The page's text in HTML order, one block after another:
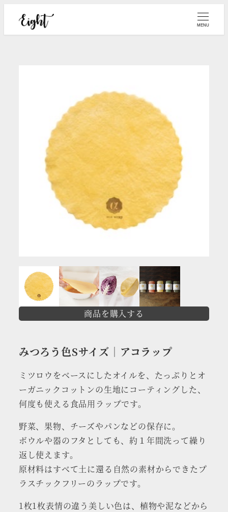
MENU
商品を購入する
みつろう色Sサイズ｜ アコラップ
ミツロウをベースにしたオイルを、たっぷりとオ
ーガニックコットンの生地にコーティングした、
何度も使える食品用ラップです。
野菜、果物、チーズやパンなどの保存に。
ボウルや器のフタとしても、約１年間洗って繰り
返し使えます。
原材料はすべて土に還る自然の素材からできたプ
ラスチックフリーのラップです。
1枚1枚表情の違う美しい色は、植物や泥などから